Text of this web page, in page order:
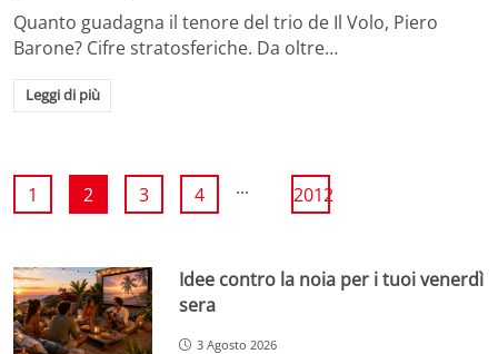
Quanto guadagna il tenore del trio de Il Volo, Piero
Barone? Cifre stratosferiche. Da oltre…
Leggi di più
1 2 3 4 ... 2012
Idee contro la noia per i tuoi venerdì
sera
3 Agosto 2026